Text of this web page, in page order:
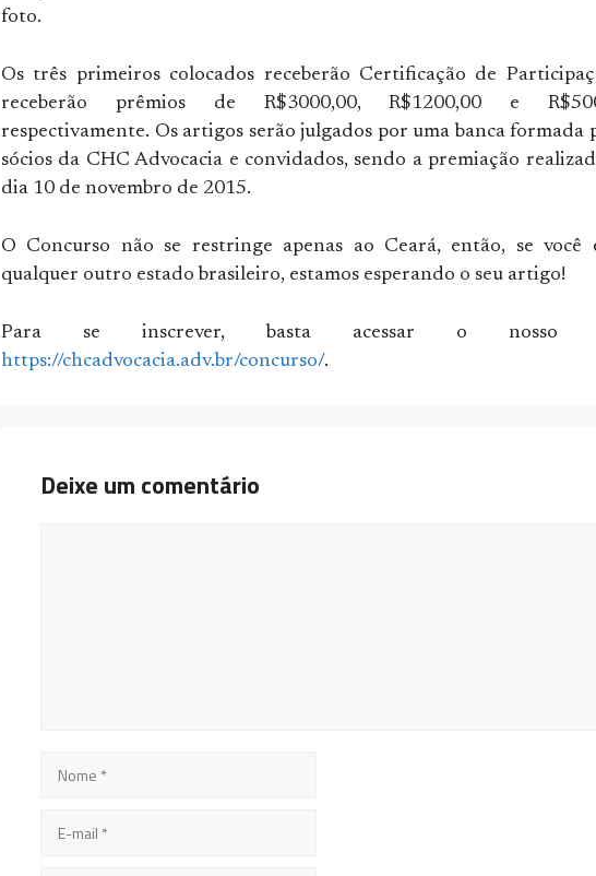
foto.
Os três primeiros colocados receberão Certificação de
receberão prêmios de R$3000,00, R$1200,00 e
respectivamente. Os artigos serão julgados por uma banca formada
sócios da CHC Advocacia e convidados, sendo a premiação
dia 10 de novembro de 2015.
O Concurso não se restringe apenas ao Ceará, então, se você
qualquer outro estado brasileiro, estamos esperando o seu artigo!
Para se inscrever, basta acessar o nosso
https://chcadvocacia.adv.br/concurso/.
Deixe um comentário
mail